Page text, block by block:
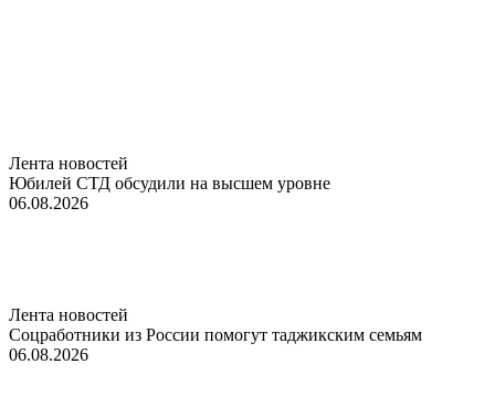
Лента новостей
Юбилей СТД обсудили на высшем уровне
06.08.2026
Лента новостей
Соцработники из России помогут таджикским семьям
06.08.2026